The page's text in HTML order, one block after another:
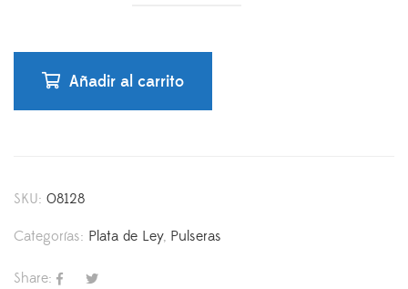
Añadir al carrito
SKU: 08128
Categorías: Plata de Ley, Pulseras
Share: